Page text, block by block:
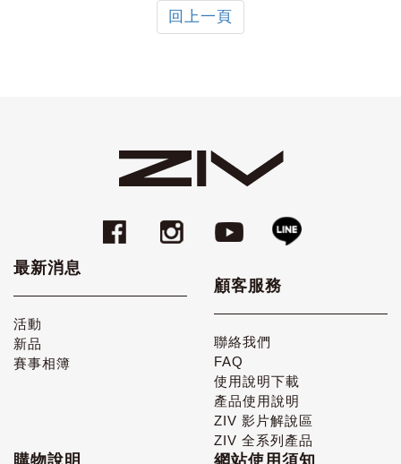
回上一頁
最新消息
活動
新品
賽事相簿
顧客服務
聯絡我們
FAQ
使用說明下載
產品使用說明
ZIV 影片解說區
ZIV 全系列產品